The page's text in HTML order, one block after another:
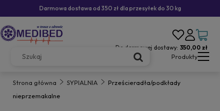
Darmowa dostawa od 350 zł dla przesyłek do 30 kg
Do darmowej dostawy: 350,00 zł
Produkty
Strona główna SYPIALNIA
Prześcieradła/podkłady
nieprzemakalne